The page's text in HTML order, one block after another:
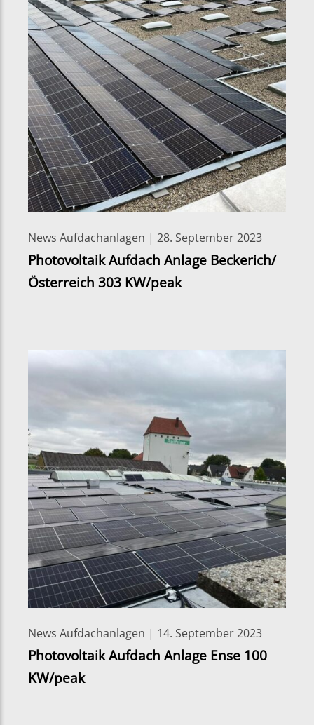
News Aufdachanlagen | 28. September 2023
Photovoltaik Aufdach Anlage Beckerich/
Österreich 303 KW/peak
News Aufdachanlagen | 14. September 2023
Photovoltaik Aufdach Anlage Ense 100
KW/peak